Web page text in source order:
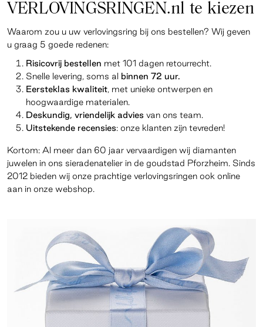
VERLOVINGSRINGEN.nl te kiezen
Waarom zou u uw verlovingsring bij ons bestellen? Wij geven
u graag 5 goede redenen:
Risicovrij bestellen met 101 dagen retourrecht.
Snelle levering, soms al binnen 72 uur.
Eersteklas kwaliteit, met unieke ontwerpen en
hoogwaardige materialen.
Deskundig, vriendelijk advies van ons team.
Uitstekende recensies: onze klanten zijn tevreden!
Kortom: Al meer dan 60 jaar vervaardigen wij diamanten
juwelen in ons sieradenatelier in de goudstad Pforzheim. Sinds
2012 bieden wij onze prachtige verlovingsringen ook online
aan in onze webshop.